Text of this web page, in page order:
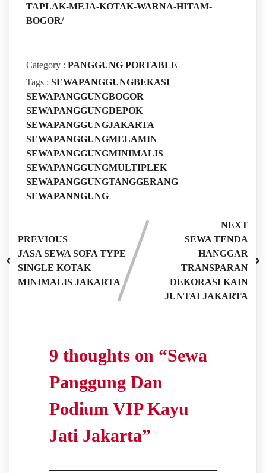
TAPLAK-MEJA-KOTAK-WARNA-HITAM-
BOGOR/
Category : PANGGUNG PORTABLE
Tags : SEWAPANGGUNGBEKASI
SEWAPANGGUNGBOGOR
SEWAPANGGUNGDEPOK
SEWAPANGGUNGJAKARTA
SEWAPANGGUNGMELAMIN
SEWAPANGGUNGMINIMALIS
SEWAPANGGUNGMULTIPLEK
SEWAPANGGUNGTANGGERANG
SEWAPANNGUNG
PREVIOUS
JASA SEWA SOFA TYPE
SINGLE KOTAK
MINIMALIS JAKARTA
NEXT
SEWA TENDA
HANGGAR
TRANSPARAN
DEKORASI KAIN
JUNTAI JAKARTA
9 thoughts on “Sewa
Panggung Dan
Podium VIP Kayu
Jati Jakarta”